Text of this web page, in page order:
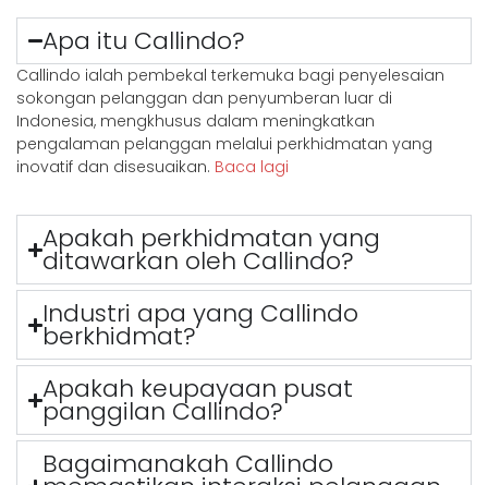
Apa itu Callindo?
Callindo ialah pembekal terkemuka bagi penyelesaian
sokongan pelanggan dan penyumberan luar di
Indonesia, mengkhusus dalam meningkatkan
pengalaman pelanggan melalui perkhidmatan yang
inovatif dan disesuaikan. Baca lagi
Apakah perkhidmatan yang
ditawarkan oleh Callindo?
Industri apa yang Callindo
berkhidmat?
Apakah keupayaan pusat
panggilan Callindo?
Bagaimanakah Callindo